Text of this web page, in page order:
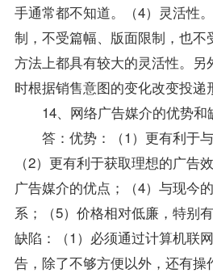
手通常都不知道。（4）灵活性
制，不受篇幅、版面限制，也不
方法上都具有较大的灵活性。另
时根据销售意图的变化改变投递
14、网络广告媒介的优势和
答：优势：（1）更有利于与
（2）更有利于获取理想的广告
广告媒介的优点；（4）与现今
系；（5）价格相对低廉，特别
缺陷：（1）必须通过计算机联
告，除了不够方便以外，还有